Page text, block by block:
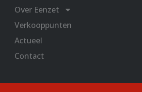
Over Eenzet
Verkooppunten
Actueel
Contact